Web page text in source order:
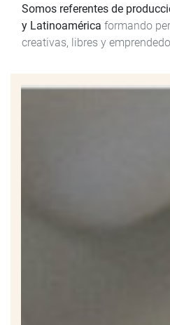
Somos referentes de
y Latinoamérica formando
creativas, libres y